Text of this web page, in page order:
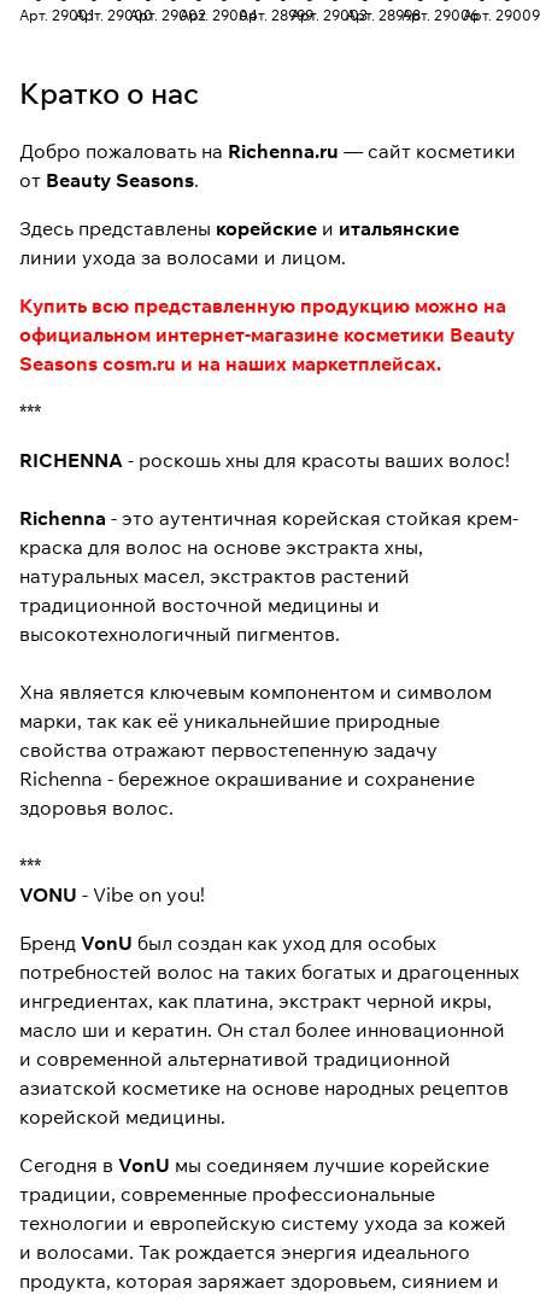
волос
(Natural
Black)
(новая
упаковка)
Арт. 29001волос
(Dark
Арт. 29000волос
(
Арт. 29002
волос
5MB
Mahogany)
упаковка)
Арт.29004волос
упаковка)
Арт. 28999волос
Арт. 29003волос
(новая
Арт. 28998волос
Арт.29006волос
Арт. 29009
Кратко о нас
Добро пожаловать на Richenna.ru — сайт косметики
от Beauty Seasons.
Здесь представлены корейские и итальянские
линии ухода за волосами и лицом.
Купить всю представленную продукцию можно на
официальном интернет-магазине косметики Beauty
Seasons cosm.ru и на наших маркетплейсах.
***
RICHENNA - роскошь хны для красоты ваших волос!
Richenna - это аутентичная корейская стойкая крем-
краска для волос на основе экстракта хны,
натуральных масел, экстрактов растений
традиционной восточной медицины и
высокотехнологичный пигментов.
Хна является ключевым компонентом и символом
марки, так как её уникальнейшие природные
свойства отражают первостепенную задачу
Richenna - бережное окрашивание и сохранение
здоровья волос.
***
VONU - Vibe on you!
Бренд VonU был создан как уход для особых
потребностей волос на таких богатых и драгоценных
ингредиентах, как платина, экстракт черной икры,
масло ши и кератин. Он стал более инновационной
и современной альтернативой традиционной
азиатской косметике на основе народных рецептов
корейской медицины.
Сегодня в VonU мы соединяем лучшие корейские
традиции, современные профессиональные
технологии и европейскую систему ухода за кожей
и волосами. Так рождается энергия идеального
продукта, которая заряжает здоровьем, сиянием и